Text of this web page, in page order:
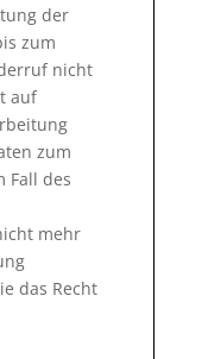
der
zum
nicht
auf
zum
Fall des
mehr
das Recht